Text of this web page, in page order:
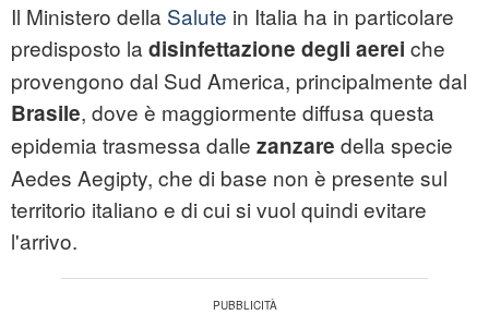
Il Ministero della Salute in Italia ha in particolare
predisposto la disinfettazione degli aerei che
provengono dal Sud America, principalmente dal
Brasile, dove è maggiormente diffusa questa
epidemia trasmessa dalle zanzare della specie
Aedes Aegipty, che di base non è presente sul
territorio italiano e di cui si vuol quindi evitare
l'arrivo.